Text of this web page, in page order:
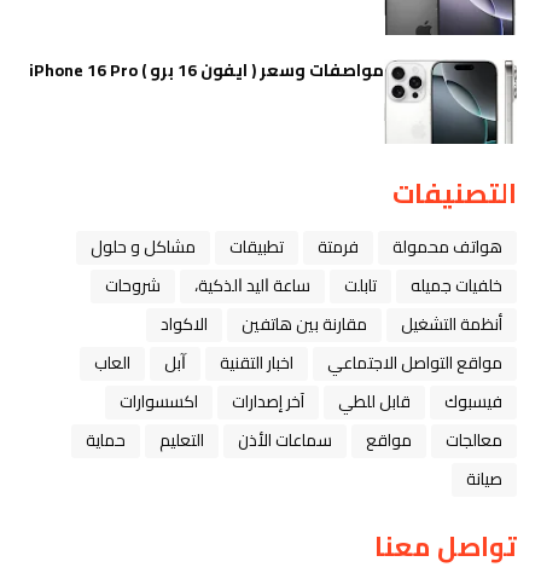
مواصفات وسعر ( ايفون 16 برو ) iPhone 16 Pro
التصنيفات
هواتف محمولة فرمتة تطبيقات
مشاكل و حلول
خلفيات جميله
تابلت ﺳﺎﻋﺔ ﺍﻟﻴﺪ ﺍﻟﺬﻛﻴﺔ،
شروحات
أنظمة التشغيل
مقارنة بين هاتفين
الاكواد
مواقع التواصل الاجتماعي
اخبار التقنية ﺁﺑﻞ
العاب
فيسبوك
قابل للطي آخر إصدارات
اكسسوارات
معالجات
مواقع سماعات الأذن التعليم
حماية
صيانة
تواصل معنا